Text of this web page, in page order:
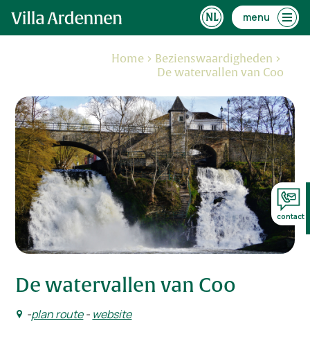
menu
Home
Bezienswaardigheden
De watervallen van Coo
De watervallen van Coo
-plan route - website
contact